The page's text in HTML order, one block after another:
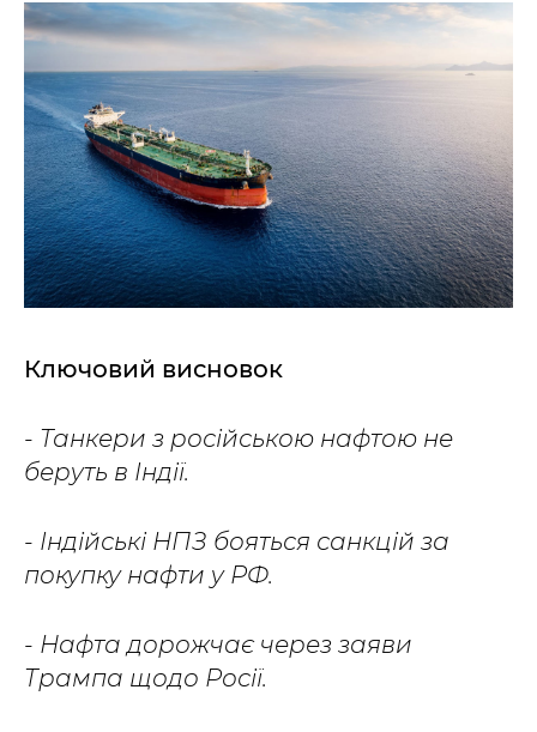
Ключовий висновок
- Танкери з російською нафтою не
беруть в Індії.
- Індійські НПЗ бояться санкцій за
покупку нафти у РФ.
- Нафта дорожчає через заяви
Трампа щодо Росії.